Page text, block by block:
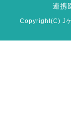
連携
Copyright(C) J